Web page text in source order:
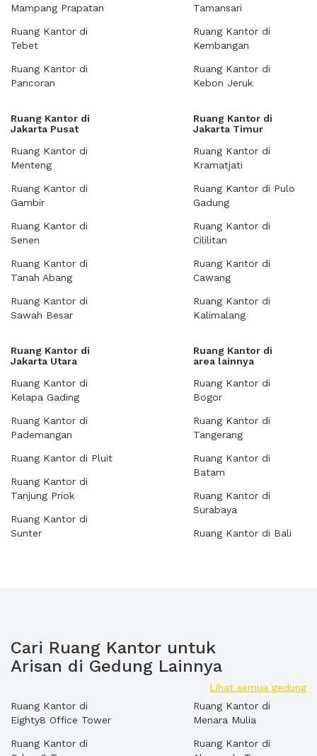
Mampang Prapatan
Ruang Kantor di
Tebet
Ruang Kantor di
Pancoran
Tamansari
Ruang Kantor di
Kembangan
Ruang Kantor di
Kebon Jeruk
Ruang Kantor di
Jakarta Pusat
Ruang Kantor di
Menteng
Ruang Kantor di
Gambir
Ruang Kantor di
Senen
Ruang Kantor di
Tanah Abang
Ruang Kantor di
Sawah Besar
Ruang Kantor di
Jakarta Timur
Ruang Kantor di
Kramatjati
Ruang Kantor di Pulo
Gadung
Ruang Kantor di
Cililitan
Ruang Kantor di
Cawang
Ruang Kantor di
Kalimalang
Ruang Kantor di
Jakarta Utara
Ruang Kantor di
Kelapa Gading
Ruang Kantor di
Pademangan
Ruang Kantor di Pluit
Ruang Kantor di
Tanjung Priok
Ruang Kantor di
Sunter
Ruang Kantor di
area lainnya
Ruang Kantor di
Bogor
Ruang Kantor di
Tangerang
Ruang Kantor di
Batam
Ruang Kantor di
Surabaya
Ruang Kantor di Bali
Cari Ruang Kantor untuk
Arisan di Gedung Lainnya
Lihat semua gedung
Ruang Kantor di
Eighty8 Office Tower
Ruang Kantor di
Ruang Kantor di
Menara Mulia
Ruang Kantor di